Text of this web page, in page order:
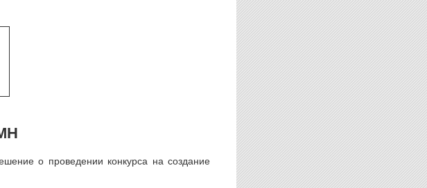
о проведении конкурса на создание